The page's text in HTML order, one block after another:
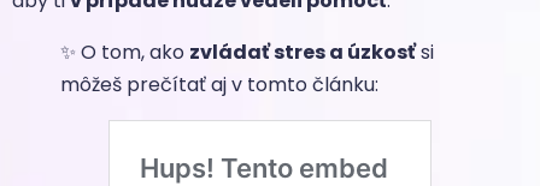
✨ O tom, ako zvládať stres a úzkosťsi
môžeš prečítať aj v tomto článku: